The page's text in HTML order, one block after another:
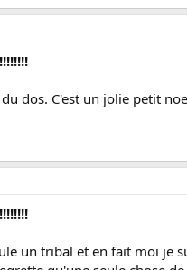
dos. C'est un jolie petit
un tribal et en fait moi je